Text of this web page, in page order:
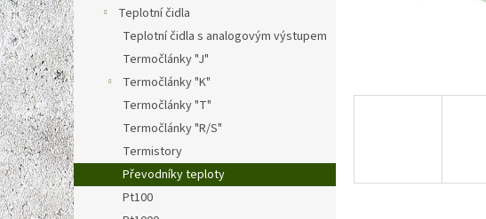
Teplotní čidla
Teplotní čidla s analogovým výstupem
Termočlánky "J"
Termočlánky "K"
Termočlánky "T"
Termočlánky "R/S"
Termistory
Převodníky teploty
Pt100